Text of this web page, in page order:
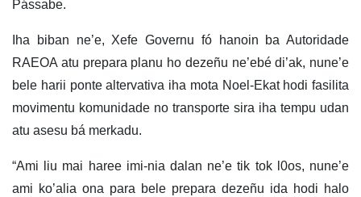
Pássabe.
Iha biban ne’e, Xefe Governu fó hanoin ba Autoridade
RAEOA atu prepara planu ho dezeñu ne’ebé di’ak, nune’e
bele harii ponte altervativa iha mota Noel-Ekat hodi fasilita
movimentu komunidade no transporte sira iha tempu udan
atu asesu bá merkadu.
“Ami liu mai haree imi-nia dalan ne’e tik tok l0os, nune’e
ami ko’alia ona para bele prepara dezeñu ida hodi halo